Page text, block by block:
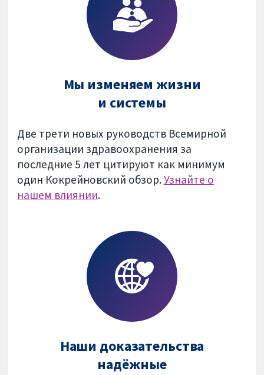
Мы изменяем жизни
и системы
Две трети новых руководств Всемирной
организации здравоохранения за
последние 5 лет цитируют как минимум
один Кокрейновский обзор.Узнайте о
нашем влиянии.
Наши доказательства
надёжные